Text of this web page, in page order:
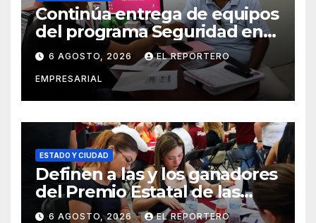
Continúa entrega de equipos
del programa Seguridad en
el Mar
6 AGOSTO, 2026 EL REPORTERO
EMPRESARIAL
ESTADO Y CIUDAD
Definen a las y los ganadores
del Premio Estatal de las
Juventudes 2026
6 AGOSTO, 2026 EL REPORTERO